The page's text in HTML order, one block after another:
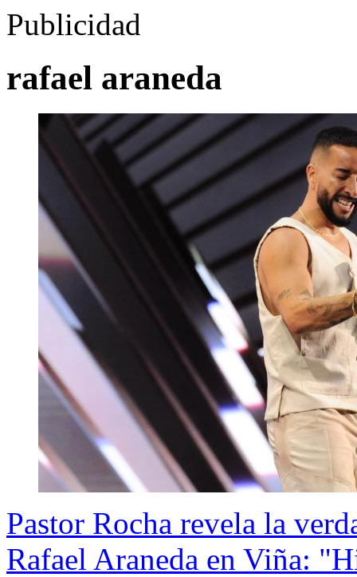
Publicidad
rafael araneda
Pastor Rocha revela la
Rafael Araneda en Viña: